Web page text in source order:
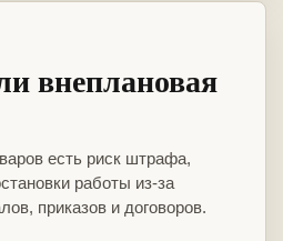
внеплановая
есть риск штрафа,
работы из-за
приказов и договоров.